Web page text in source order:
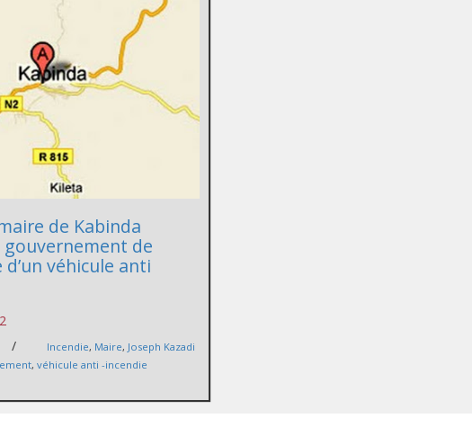
de Kabinda
de
véhicule anti
/ Incendie, Maire, Joseph Kazadi
,véhicule anti -incendie